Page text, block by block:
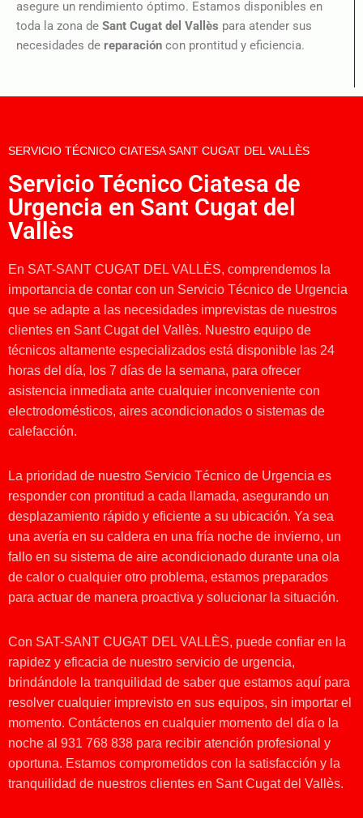
asegure un rendimiento óptimo. Estamos disponibles en
toda la zona de Sant Cugat del Vallès para atender sus
necesidades de reparación con prontitud y eficiencia.
SERVICIO TÉCNICO CIATESA SANT CUGAT DEL VALLÈS
Servicio Técnico Ciatesa de
Urgencia en Sant Cugat del
Vallès
En SAT-SANT CUGAT DEL VALLÈS, comprendemos la
importancia de contar con un Servicio Técnico de Urgencia
que se adapte a las necesidades imprevistas de nuestros
clientes en Sant Cugat del Vallès. Nuestro equipo de
técnicos altamente especializados está disponible las 24
horas del día, los 7 días de la semana, para ofrecer
asistencia inmediata ante cualquier inconveniente con
electrodomésticos, aires acondicionados o sistemas de
calefacción.
La prioridad de nuestro Servicio Técnico de Urgencia es
responder con prontitud a cada llamada, asegurando un
desplazamiento rápido y eficiente a su ubicación. Ya sea
una avería en su caldera en una fría noche de invierno, un
fallo en su sistema de aire acondicionado durante una ola
de calor o cualquier otro problema, estamos preparados
para actuar de manera proactiva y solucionar la situación.
Con SAT-SANT CUGAT DEL VALLÈS, puede confiar en la
rapidez y eficacia de nuestro servicio de urgencia,
brindándole la tranquilidad de saber que estamos aquí para
resolver cualquier imprevisto en sus equipos, sin importar el
momento. Contáctenos en cualquier momento del día o la
noche al 931 768 838 para recibir atención profesional y
oportuna. Estamos comprometidos con la satisfacción y la
tranquilidad de nuestros clientes en Sant Cugat del Vallès.